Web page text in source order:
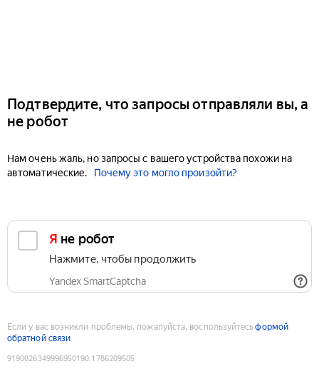
Подтвердите, что запросы отправляли вы, а
не робот
Нам очень жаль, но запросы с вашего устройства похожи на
автоматические.
Почему это могло произойти?
Я не робот
Нажмите, чтобы продолжить
Yandex SmartCaptcha
Если у вас возникли проблемы, пожалуйста, воспользуйтесьформой
обратной связи
9190026349996950190:1786209505